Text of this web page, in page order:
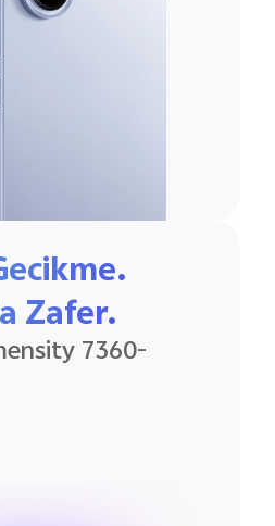
Zafer.
7360-